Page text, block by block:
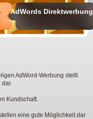
AdWords Direktwerbung
AdWord-Werbung stellt
dar.
Kundschaft.
eine gute Möglichkeit dar